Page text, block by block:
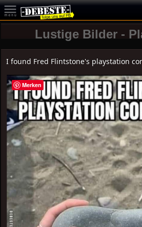
Lustige Bilder -
I found Fred Flintstone's playstation
Merken